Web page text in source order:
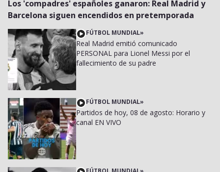
Los 'compadres' españoles ganaron: Real Madrid y
Barcelona siguen encendidos en pretemporada
FÚTBOL MUNDIAL»
Real Madrid emitió comunicado
PERSONAL para Lionel Messi por el
fallecimiento de su padre
FÚTBOL MUNDIAL»
Partidos de hoy, 08 de agosto: Horario y
canal EN VIVO